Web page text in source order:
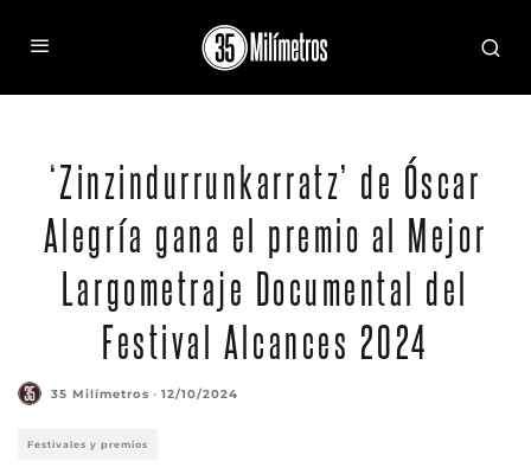
‘Zinzindurrunkarratz’ de Óscar
Alegría gana el premio al Mejor
Largometraje Documental del
Festival Alcances 2024
35 Milímetros · 12/10/2024
Festivales y premios